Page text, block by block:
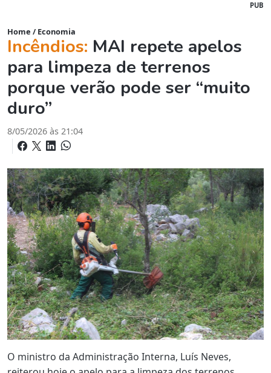
PUB
Home / Economia
Incêndios: MAI repete apelos
para limpeza de terrenos
porque verão pode ser “muito
duro”
8/05/2026 às 21:04
O ministro da Administração Interna, Luís Neves,